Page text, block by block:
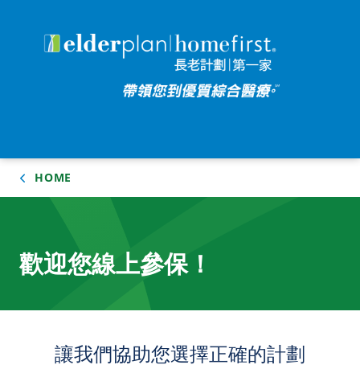
HOME
歡迎您線上參保！
讓我們協助您選擇正確的計劃